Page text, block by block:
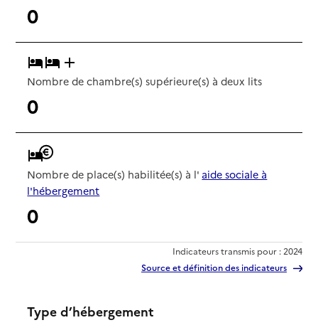
0
Nombre de chambre(s) supérieure(s) à deux lits
0
Nombre de place(s) habilitée(s) à l' aide sociale à
l'hébergement
0
Indicateurs transmis pour : 2024
Source et définition des indicateurs
Type d’hébergement